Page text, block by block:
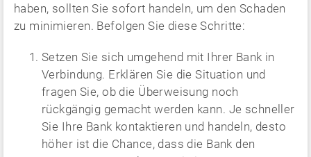
haben, sollten Sie sofort handeln, um den Schaden
zu minimieren. Befolgen Sie diese Schritte:
Setzen Sie sich umgehend mit Ihrer Bank in
Verbindung. Erklären Sie die Situation und
fragen Sie, ob die Überweisung noch
rückgängig gemacht werden kann. Je schneller
Sie Ihre Bank kontaktieren und handeln, desto
höher ist die Chance, dass die Bank den